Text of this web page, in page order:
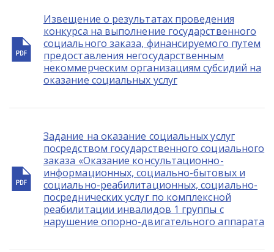
Извещение о результатах проведения
конкурса на выполнение государственного
социального заказа, финансируемого путем
предоставления негосударственным
некоммерческим организациям субсидий на
оказание социальных услуг
Задание на оказание социальных услуг
посредством государственного социального
заказа «Оказание консультационно-
информационных, социально-бытовых и
социально-реабилитационных, социально-
посреднических услуг по комплексной
реабилитации инвалидов 1 группы с
нарушение опорно-двигательного аппарата